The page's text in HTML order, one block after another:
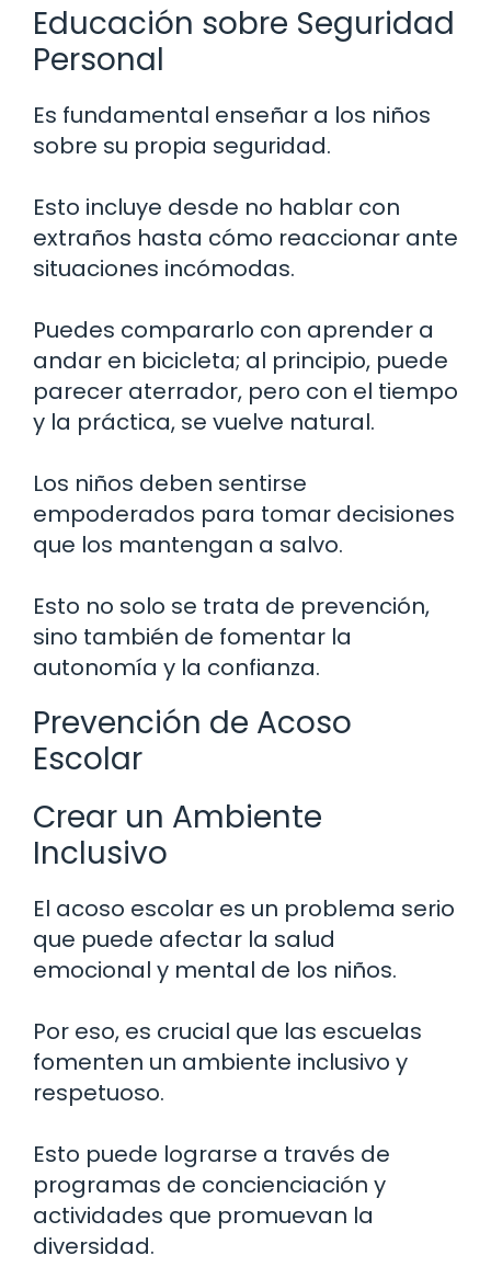
Educación sobre Seguridad
Personal
Es fundamental enseñar a los niños
sobre su propia seguridad.
Esto incluye desde no hablar con
extraños hasta cómo reaccionar ante
situaciones incómodas.
Puedes compararlo con aprender a
andar en bicicleta; al principio, puede
parecer aterrador, pero con el tiempo
y la práctica, se vuelve natural.
Los niños deben sentirse
empoderados para tomar decisiones
que los mantengan a salvo.
Esto no solo se trata de prevención,
sino también de fomentar la
autonomía y la confianza.
Prevención de Acoso
Escolar
Crear un Ambiente
Inclusivo
El acoso escolar es un problema serio
que puede afectar la salud
emocional y mental de los niños.
Por eso, es crucial que las escuelas
fomenten un ambiente inclusivo y
respetuoso.
Esto puede lograrse a través de
programas de concienciación y
actividades que promuevan la
diversidad.